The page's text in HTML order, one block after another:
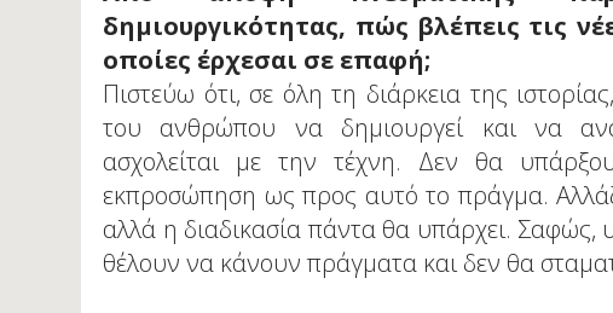
δημιουργικότητας, πώς βλέπεις τις
οποίες έρχεσαι σε επαφή;
Πιστεύω ότι, σε όλη τη διάρκεια της
του ανθρώπου να δημιουργεί και να
ασχολείται με την τέχνη. Δεν θα
εκπροσώπηση ως προς αυτό το πράγμα.
αλλά η διαδικασία πάντα θα υπάρχει.
θέλουν να κάνουν πράγματα και δεν θα